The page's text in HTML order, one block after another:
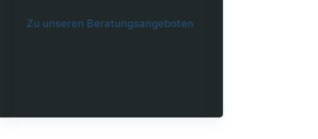
Zu unseren Beratungsangeboten